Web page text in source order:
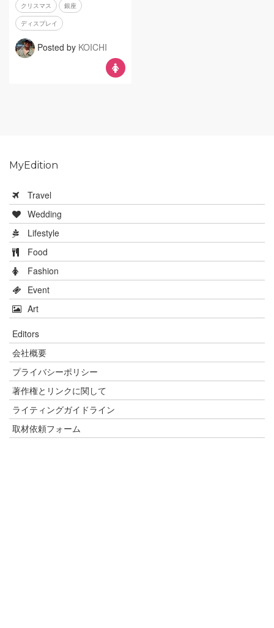
クリスマス 銀座
ディスプレイ
Posted by KOICHI
MyEdition
Travel
Wedding
Lifestyle
Food
Fashion
Event
Art
Editors
会社概要
プライバシーポリシー
著作権とリンクに関して
ライティングガイドライン
取材依頼フォーム